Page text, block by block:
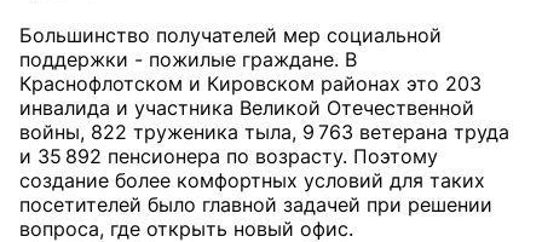
Большинство получателей мер социальной
поддержки - пожилые граждане. В
Краснофлотском и Кировском районах это 203
инвалида и участника Великой Отечественной
войны, 822 труженика тыла, 9 763 ветерана труда
и 35 892 пенсионера по возрасту. Поэтому
создание более комфортных условий для таких
посетителей было главной задачей при решении
вопроса, где открыть новый офис.